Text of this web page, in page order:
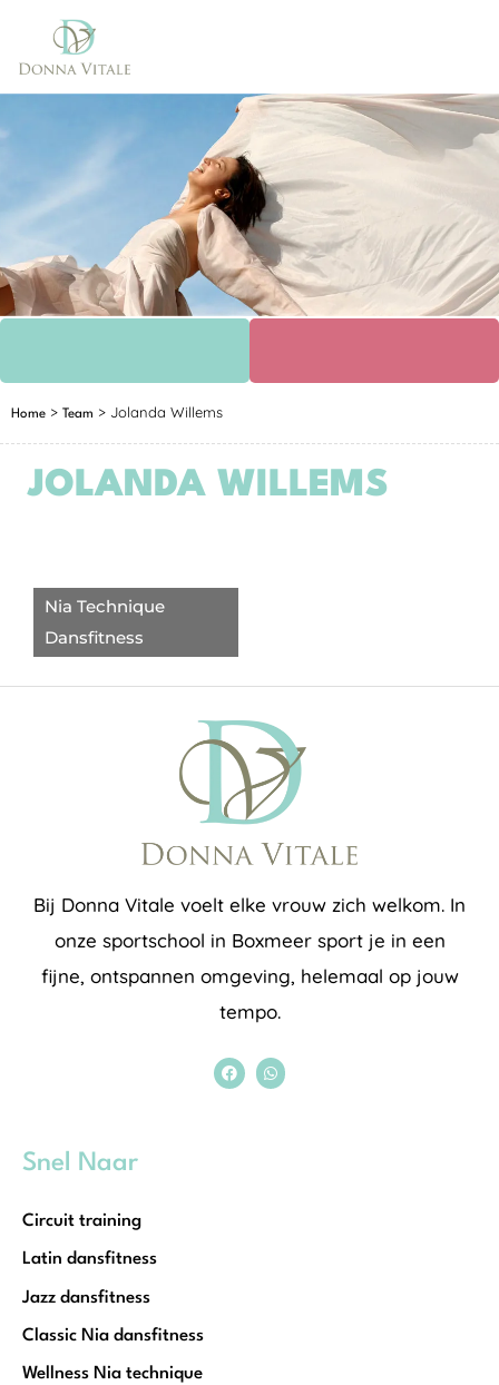
Home > Team > Jolanda Willems
JOLANDA WILLEMS
Nia Technique
Dansfitness
Bij Donna Vitale voelt elke vrouw zich welkom. In
onze sportschool in Boxmeer sport je in een
fijne, ontspannen omgeving, helemaal op jouw
tempo.
Snel Naar
Circuit training
Latin dansfitness
Jazz dansfitness
Classic Nia dansfitness
Wellness Nia technique